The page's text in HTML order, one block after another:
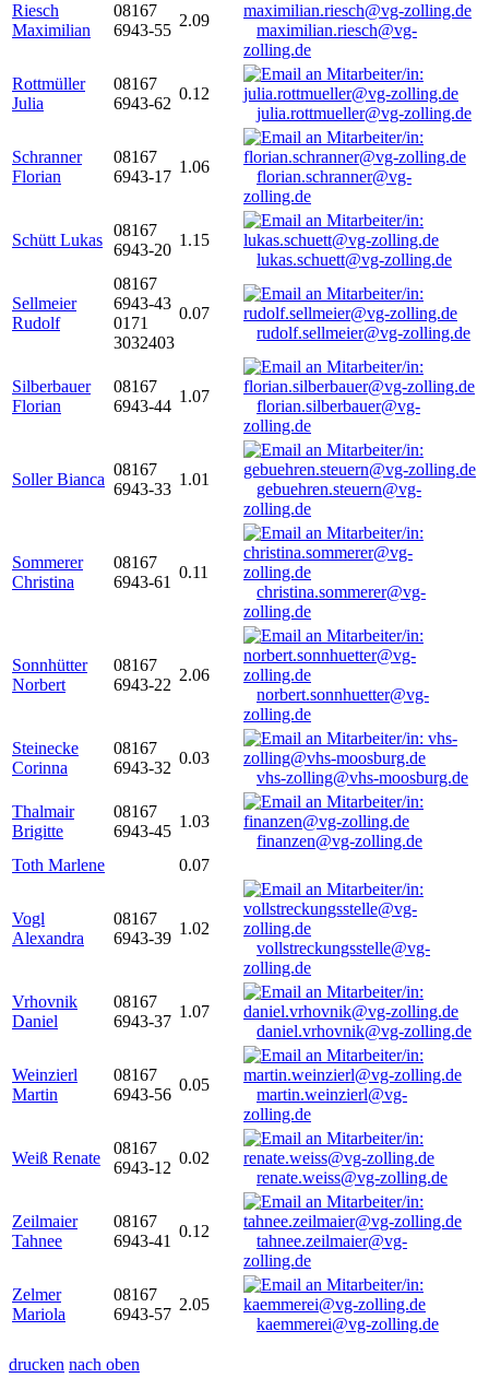
Riesch
Maximilian
08167
6943-55
2.09
maximilian.riesch@vg-
zolling.de
Rottmüller
Julia
08167
6943-62
0.12
julia.rottmueller@vg-zolling.de
Schranner
Florian
08167
6943-17
1.06
florian.schranner@vg-
zolling.de
Schütt Lukas
08167
6943-20
1.15
lukas.schuett@vg-zolling.de
Sellmeier
Rudolf
08167
6943-43
0171
3032403
0.07
rudolf.sellmeier@vg-zolling.de
Silberbauer
Florian
08167
6943-44
1.07
florian.silberbauer@vg-
zolling.de
Soller Bianca
08167
6943-33
1.01
gebuehren.steuern@vg-
zolling.de
Sommerer
Christina
08167
6943-61
0.11
christina.sommerer@vg-
zolling.de
Sonnhütter
Norbert
08167
6943-22
2.06
norbert.sonnhuetter@vg-
zolling.de
Steinecke
Corinna
08167
6943-32
0.03
vhs-zolling@vhs-moosburg.de
Thalmair
Brigitte
08167
6943-45
1.03
finanzen@vg-zolling.de
Toth Marlene
0.07
Vogl
Alexandra
08167
6943-39
1.02
vollstreckungsstelle@vg-
zolling.de
Vrhovnik
Daniel
08167
6943-37
1.07
daniel.vrhovnik@vg-zolling.de
Weinzierl
Martin
08167
6943-56
0.05
martin.weinzierl@vg-
zolling.de
Weiß Renate
08167
6943-12
0.02
renate.weiss@vg-zolling.de
Zeilmaier
Tahnee
08167
6943-41
0.12
tahnee.zeilmaier@vg-
zolling.de
Zelmer
Mariola
08167
6943-57
2.05
kaemmerei@vg-zolling.de
drucken nach oben